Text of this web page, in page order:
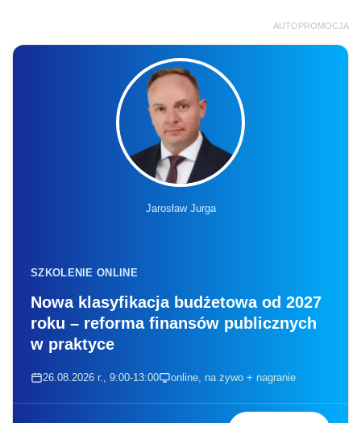
AUTOPROMOCJA
Jarosław Jurga
SZKOLENIE ONLINE
Nowa klasyfikacja budżetowa od 2027
roku – reforma finansów publicznych
w praktyce
26.08.2026 r., 9:00-13:00 online, na żywo + nagranie